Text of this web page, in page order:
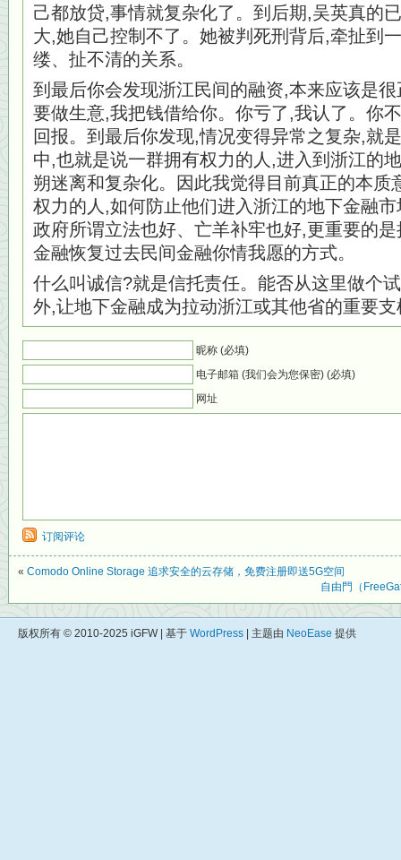
己都放贷,事情就复杂化了。到后期,吴英真的
大,她自己控制不了。她被判死刑背后,牵扯到
缕、扯不清的关系。
到最后你会发现浙江民间的融资,本来应该是
要做生意,我把钱借给你。你亏了,我认了。你
回报。到最后你发现,情况变得异常之复杂,就
中,也就是说一群拥有权力的人,进入到浙江的
朔迷离和复杂化。因此我觉得目前真正的本质
权力的人,如何防止他们进入浙江的地下金融
政府所谓立法也好、亡羊补牢也好,更重要的
金融恢复过去民间金融你情我愿的方式。
什么叫诚信?就是信托责任。能否从这里做个
外,让地下金融成为拉动浙江或其他省的重要
昵称 (必填)
电子邮箱 (我们会为您保密) (必填)
网址
订阅评论
« Comodo Online Storage 追求安全的云存储，免费注册即送5G空间
自由門（
版权所有 © 2010-2025 iGFW | 基于 WordPress | 主题由 NeoEase 提供